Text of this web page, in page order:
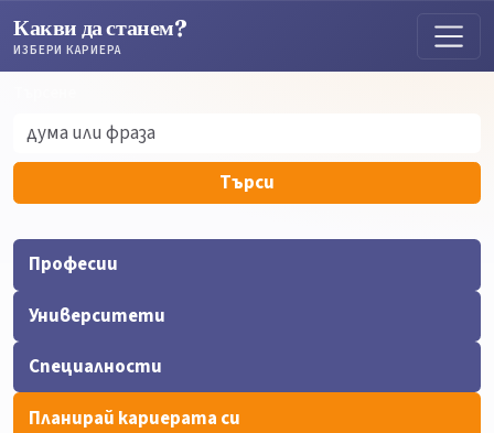
Какви да станем?
ИЗБЕРИ КАРИЕРА
Търси
Професии
Университети
Специалности
Планирай кариерата си